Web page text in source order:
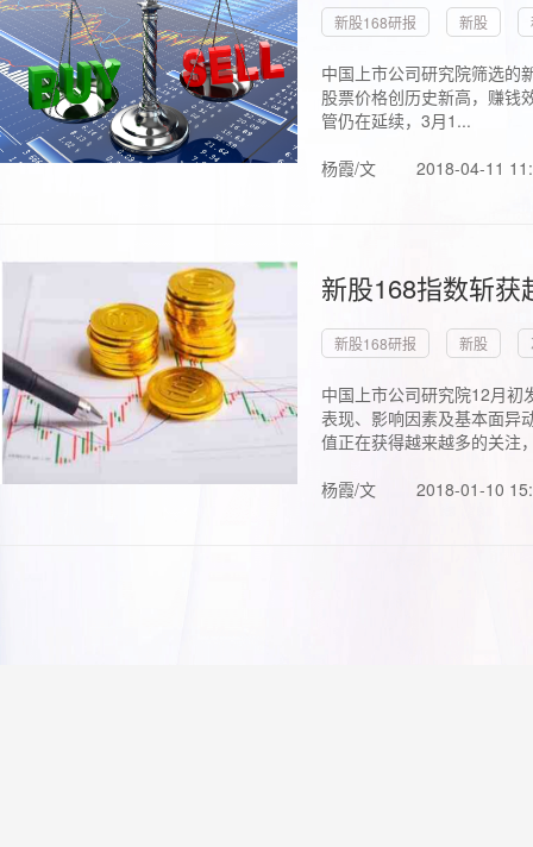
新股168研报 新股
中国上市公司研究院筛选的
股票价格创历史新高，赚钱
管仍在延续，3月1...
杨霞/文
2018-04-11
新股168指数斩
新股168研报 新股
中国上市公司研究院12月初
表现、影响因素及基本面异
值正在获得越来越多的关注
杨霞/文
2018-01-10